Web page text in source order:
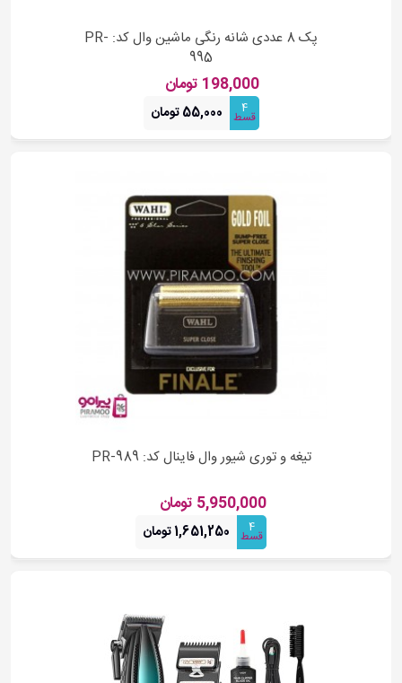
پک 8 عددی شانه رنگی ماشین وال کد: PR-
995
198,000 تومان
4
قسط 55,000 تومان
تیغه و توری شیور وال فاینال کد: PR-989
5,950,000 تومان
4
قسط 1,651,250 تومان